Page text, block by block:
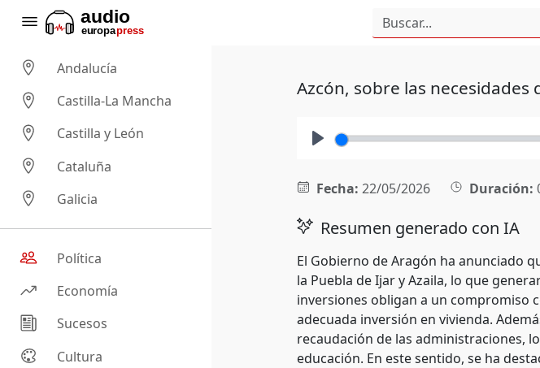
Andalucía
Castilla-La Mancha
Castilla y León
Cataluña
Galicia
Política
Economía
Sucesos
Cultura
Azcón, sobre las necesidades
Fecha: 22/05/2026 Duración:
Resumen generado con IA
El Gobierno de Aragón ha anunciado
la Puebla de Ijar y Azaila, lo que
inversiones obligan a un compromiso
adecuada inversión en vivienda.
recaudación de las administraciones,
educación. En este sentido, se ha